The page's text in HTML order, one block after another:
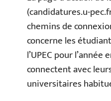
(candidatures.u-
chemins de
concerne les
l’UPEC pour l’année
connectent avec
universitaires